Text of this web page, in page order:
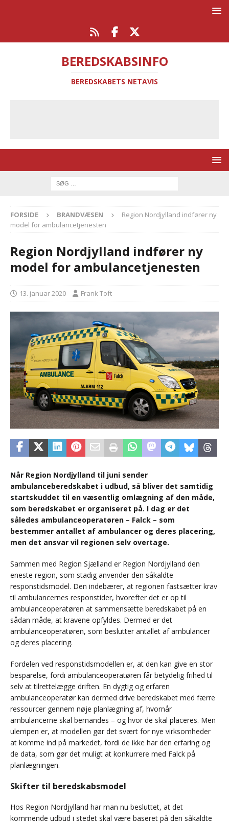
BEREDSKABSINFO
BEREDSKABETS NETAVIS
FORSIDE BRANDVÆSEN
Region Nordjylland indfører ny
model for ambulancetjenesten
Region Nordjylland indfører ny
model for ambulancetjenesten
13. januar 2020 Frank Toft
Når Region Nordjylland til juni sender
ambulanceberedskabet i udbud, så bliver det samtidig
startskuddet til en væsentlig omlægning af den måde,
som beredskabet er organiseret på. I dag er det
således ambulanceoperatøren – Falck – som
bestemmer antallet af ambulancer og deres placering,
men det ansvar vil regionen selv overtage.
Sammen med Region Sjælland er Region Nordjylland den
eneste region, som stadig anvender den såkaldte
responstidsmodel. Den indebærer, at regionen fastsætter krav
til ambulancernes responstider, hvorefter det er op til
ambulanceoperatøren at sammensætte beredskabet på en
sådan måde, at kravene opfyldes. Dermed er det
ambulanceoperatøren, som beslutter antallet af ambulancer
og deres placering.
Fordelen ved responstidsmodellen er, at den kan give en stor
besparelse, fordi ambulanceoperatøren får betydelig frihed til
selv at tilrettelægge driften. En dygtig og erfaren
ambulanceoperatør kan dermed drive beredskabet med færre
ressourcer gennem nøje planlægning af, hvornår
ambulancerne skal bemandes – og hvor de skal placeres. Men
ulempen er, at modellen gør det svært for nye virksomheder
at komme ind på markedet, fordi de ikke har den erfaring og
de data, som gør det muligt at konkurrere med Falck på
planlægningen.
Skifter til beredskabsmodel
Hos Region Nordjylland har man nu besluttet, at det
kommende udbud i stedet skal være baseret på den såkaldte